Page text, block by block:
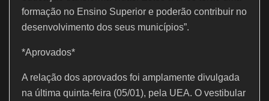
formação no Ensino Superior e poderão contribuir no
desenvolvimento dos seus municípios”.
*Aprovados*
A relação dos aprovados foi amplamente divulgada
na última quinta-feira (05/01), pela UEA. O vestibular